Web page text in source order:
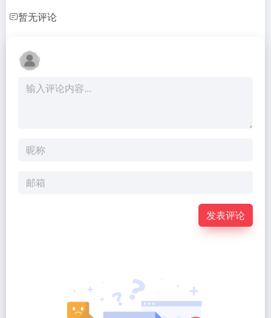
暂无评论
发表评论